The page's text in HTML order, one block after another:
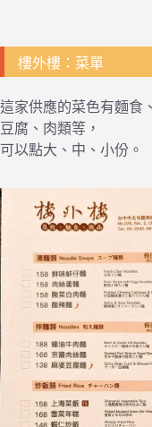
樓外樓：菜單
這家供應的菜色有麵食
豆腐、肉類等，
可以點大、中、小份。